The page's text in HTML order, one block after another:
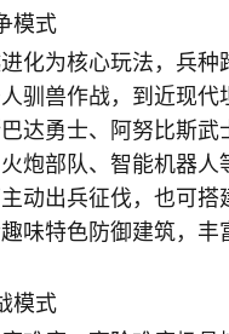
模式
化为核心玩法，兵种
驯兽作战，到近现代
达勇士、阿努比斯武
炮部队、智能机器人
动出兵征伐，也可搭
味特色防御建筑，丰
模式